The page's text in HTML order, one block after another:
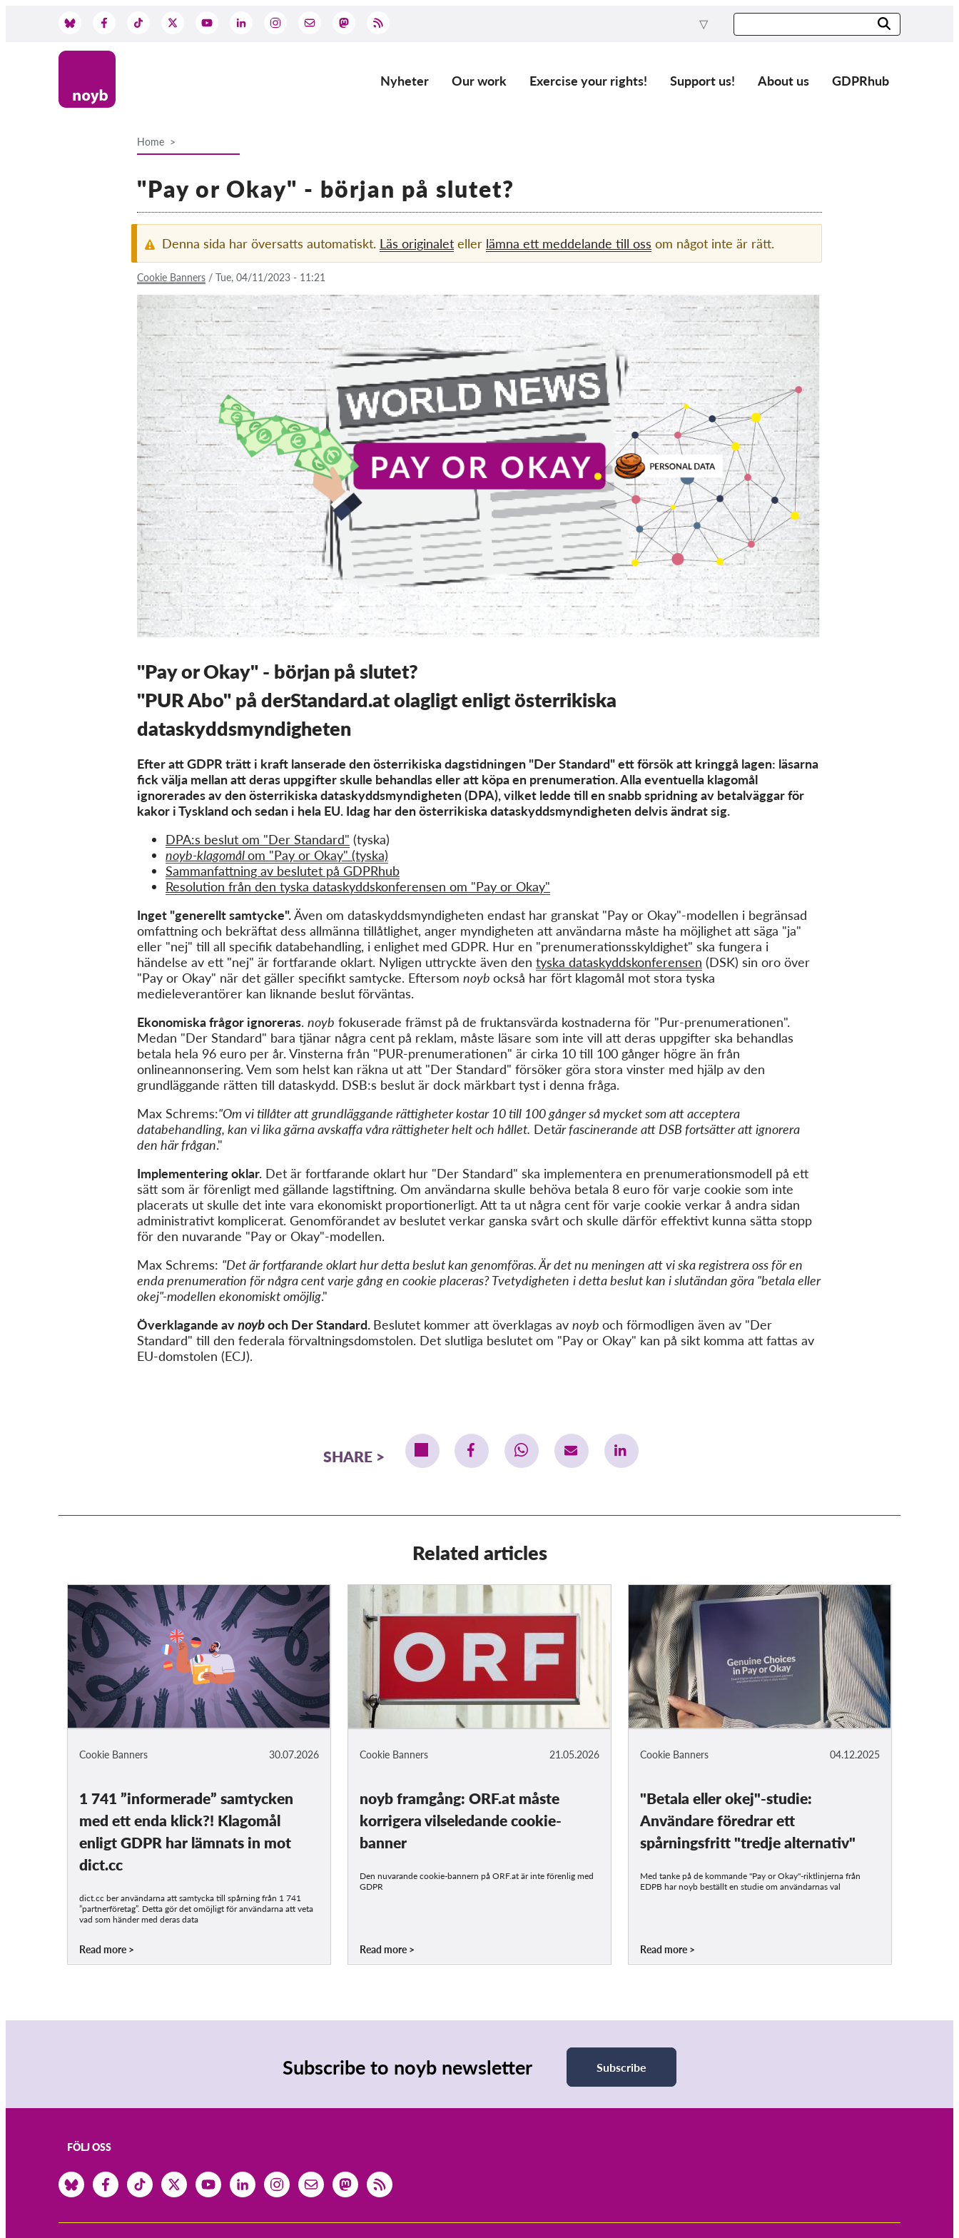
Main
Nyheter Our work Exercise your rights! Support us! About us GDPRhub
Home
"Pay or Okay" - början på slutet?
Denna sida har översatts automatiskt. Läs originalet eller lämna ett meddelande till oss om något inte är rätt.
Cookie Banners / Tue, 04/11/2023 - 11:21
"Pay or Okay" - början på slutet?
"PUR Abo" på derStandard.at olagligt enligt österrikiska
dataskyddsmyndigheten
Efter att GDPR trätt i kraft lanserade den österrikiska dagstidningen "Der Standard" ett försök att kringgå lagen: läsarna
fick välja mellan att deras uppgifter skulle behandlas eller att köpa en prenumeration. Allaeventuella klagomål
ignorerades av den österrikiska dataskyddsmyndigheten (DPA), vilket ledde till en snabb spridning av betalväggar för
kakor i Tyskland och sedan i hela EU. Idag har den österrikiska dataskyddsmyndigheten delvis ändrat sig.
DPA:s beslut om "Der Standard" (tyska)
noyb-klagomålom "Pay or Okay" (tyska)
Sammanfattning av beslutet på GDPRhub
Resolution från den tyska dataskyddskonferensen om "Pay or Okay"
Inget "generellt samtycke".Även om dataskyddsmyndigheten endast har granskat "Pay or Okay"-modellen i begränsad
omfattning och bekräftat dess allmänna tillåtlighet, anger myndigheten att användarna måste ha möjlighet att säga "ja"
eller "nej" till all specifik databehandling, i enlighet med GDPR. Hur en "prenumerationsskyldighet" ska fungera i
händelse av ett "nej" är fortfarande oklart. Nyligen uttryckte även den tyska dataskyddskonferensen (DSK) sin oro över
"Pay or Okay" när det gäller specifikt samtycke. Eftersom noyb också har fört klagomål mot stora tyska
medieleverantörer kan liknande beslut förväntas.
Ekonomiska frågor ignoreras. noyb fokuserade främst på de fruktansvärda kostnaderna för "Pur-prenumerationen".
Medan "Der Standard" bara tjänar några cent på reklam, måste läsare som inte vill att deras uppgifter ska behandlas
betala hela 96 euro per år. Vinsterna från "PUR-prenumerationen" är cirka 10 till 100 gånger högre än från
onlineannonsering. Vem som helst kan räkna ut att "Der Standard" försöker göra stora vinster med hjälp av den
grundläggande rätten till dataskydd. DSB:s beslut är dock märkbart tyst i denna fråga.
Max Schrems:"Om vi tillåter att grundläggande rättigheter kostar 10 till 100 gånger så mycket som att acceptera
databehandling, kan vi lika gärna avskaffa våra rättigheter helt och hållet. Detär fascinerande att DSB fortsätter att ignorera
den här frågan."
Implementering oklar. Det är fortfarande oklart hur "Der Standard" ska implementera en prenumerationsmodell på ett
sätt som är förenligt med gällande lagstiftning. Om användarna skulle behöva betala 8 euro för varje cookie som inte
placerats ut skulle det inte vara ekonomiskt proportionerligt. Att ta ut några cent för varje cookie verkar å andra sidan
administrativt komplicerat. Genomförandet av beslutet verkar ganska svårt och skulle därför effektivt kunna sätta stopp
för den nuvarande "Pay or Okay"-modellen.
Max Schrems: "Det är fortfarande oklart hur detta beslut kan genomföras. Är det nu meningen att vi ska registrera oss för en
enda prenumeration för några cent varje gång en cookie placeras? Tvetydigheten i detta beslut kan i slutändan göra "betala eller
okej"-modellen ekonomiskt omöjlig."
Överklagande avnoyboch Der Standard. Beslutet kommer att överklagas av noyb och förmodligen även av "Der
Standard" till den federala förvaltningsdomstolen. Det slutliga beslutet om "Pay or Okay" kan på sikt komma att fattas av
EU-domstolen (ECJ).
SHARE
Related articles
30.07.2026
Cookie Banners
1 741 ”informerade” samtycken
med ett enda klick?! Klagomål
enligt GDPR har lämnats in mot
dict.cc
dict.cc ber användarna att samtycka till spårning från 1 741
”partnerföretag”. Detta gör det omöjligt för användarna att veta
vad som händer med deras data
Read more
21.05.2026
Cookie Banners
noyb framgång: ORF.at måste
korrigera vilseledande cookie-
banner
Den nuvarande cookie-bannern på ORF.at är inte förenlig med
GDPR
Read more
04.12.2025
Cookie Banners
"Betala eller okej"-studie:
Användare föredrar ett
spårningsfritt "tredje alternativ"
Med tanke på de kommande "Pay or Okay"-riktlinjerna från
EDPB har noyb beställt en studie om användarnas val
Read more
Subscribe to noyb newsletter Subscribe
FÖLJ OSS